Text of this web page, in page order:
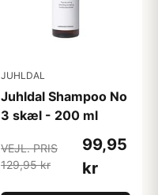
JUHLDAL
Juhldal Shampoo No
3 skæl - 200 ml
VEJL. PRIS
129,95 kr
99,95
kr